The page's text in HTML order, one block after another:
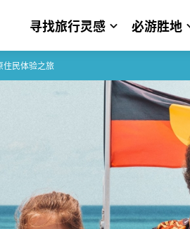
寻找旅行灵感 必游胜地
住民体验之旅